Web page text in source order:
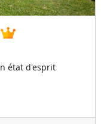
état d'esprit